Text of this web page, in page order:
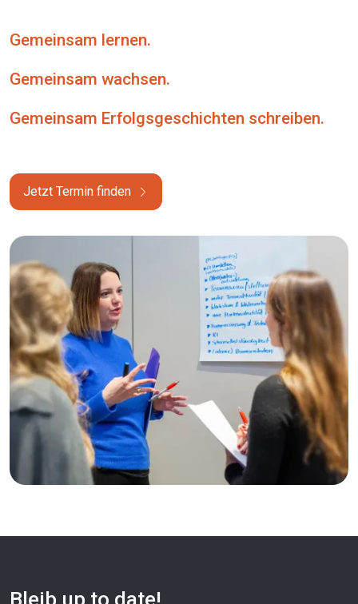
Gemeinsam lernen.
Gemeinsam wachsen.
Gemeinsam Erfolgsgeschichten schreiben.
Jetzt Termin finden